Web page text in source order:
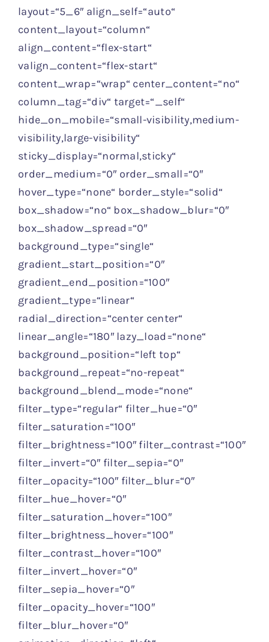
layout=“5_6″ align_self=“auto“
content_layout=“column“
align_content=“flex-start“
valign_content=“flex-start“
content_wrap=“wrap“ center_content=“no“
column_tag=“div“ target=“_self“
hide_on_mobile=“small-visibility,medium-
visibility,large-visibility“
sticky_display=“normal,sticky“
order_medium=“0″ order_small=“0″
hover_type=“none“ border_style=“solid“
box_shadow=“no“ box_shadow_blur=“0″
box_shadow_spread=“0″
background_type=“single“
gradient_start_position=“0″
gradient_end_position=“100″
gradient_type=“linear“
radial_direction=“center center“
linear_angle=“180″ lazy_load=“none“
background_position=“left top“
background_repeat=“no-repeat“
background_blend_mode=“none“
filter_type=“regular“ filter_hue=“0″
filter_saturation=“100″
filter_brightness=“100″ filter_contrast=“100″
filter_invert=“0″ filter_sepia=“0″
filter_opacity=“100″ filter_blur=“0″
filter_hue_hover=“0″
filter_saturation_hover=“100″
filter_brightness_hover=“100″
filter_contrast_hover=“100″
filter_invert_hover=“0″
filter_sepia_hover=“0″
filter_opacity_hover=“100″
filter_blur_hover=“0″